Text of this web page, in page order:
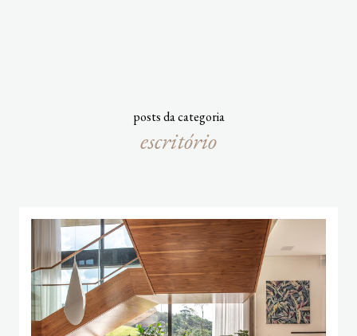
posts da categoria
escritório